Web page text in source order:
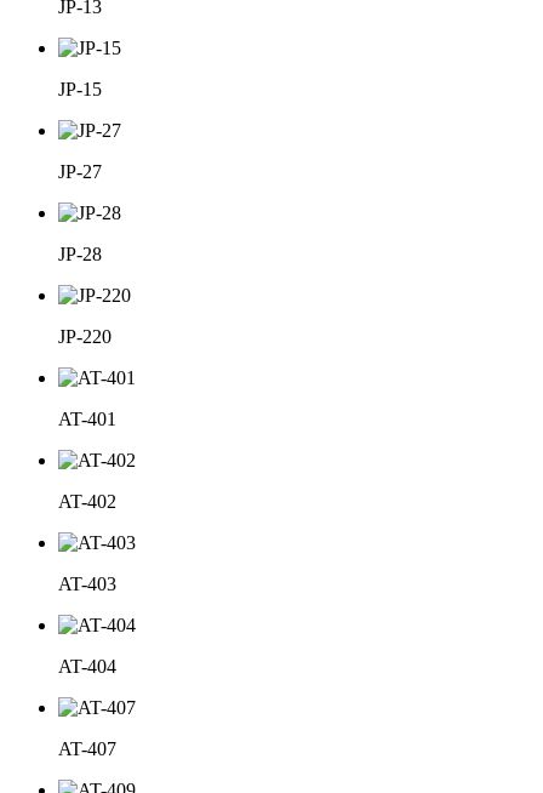
JP-13
JP-15
JP-27
JP-28
JP-220
AT-401
AT-402
AT-403
AT-404
AT-407